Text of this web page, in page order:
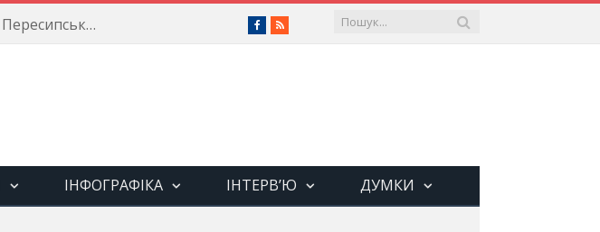
Енергетики завершили ремонтні роботи в Пересипському районі Facebook
RSS
ІНФОГРАФІКА ІНТЕРВ’Ю ДУМКИ